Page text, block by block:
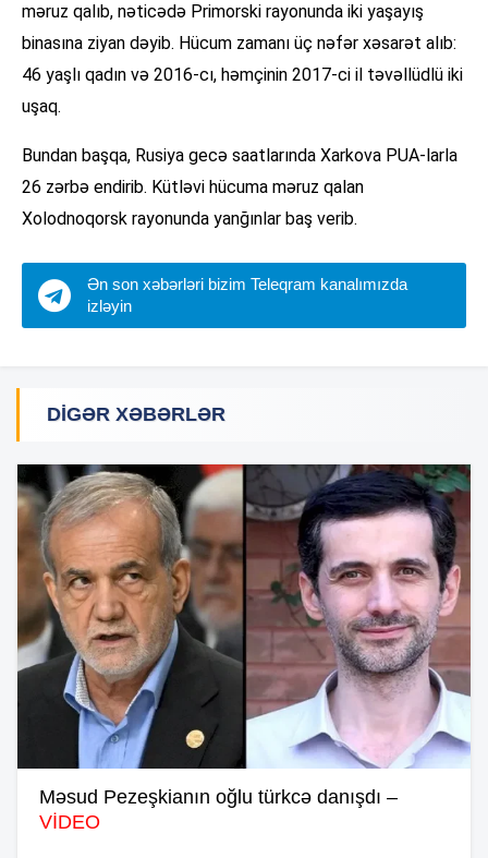
məruz qalıb, nəticədə Primorski rayonunda iki yaşayış
binasına ziyan dəyib. Hücum zamanı üç nəfər xəsarət alıb:
46 yaşlı qadın və 2016-cı, həmçinin 2017-ci il təvəllüdlü iki
uşaq.
Bundan başqa, Rusiya gecə saatlarında Xarkova PUA-larla
26 zərbə endirib. Kütləvi hücuma məruz qalan
Xolodnoqorsk rayonunda yanğınlar baş verib.
Ən son xəbərləri bizim Teleqram kanalımızda
izləyin
DIGƏR XƏBƏRLƏR
Məsud Pezeşkianın oğlu türkcə danışdı –
VİDEO